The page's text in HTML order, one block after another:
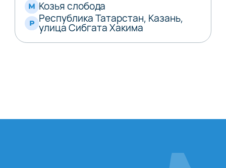
Козья слобода
Республика Татарстан, Казань,
улица Сибгата Хакима